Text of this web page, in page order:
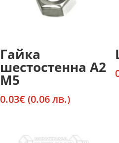
Гайка
шестостенна А2
М5
0.03€ (0.06 лв.)